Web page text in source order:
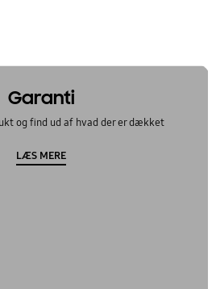
Garanti
og find ud af hvad der er dækket
LÆS MERE